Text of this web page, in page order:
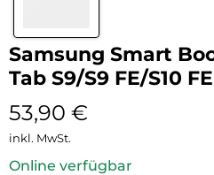
Samsung Smart
Tab S9/S9 FE/S10
53,90 €
inkl. MwSt.
Online verfügbar